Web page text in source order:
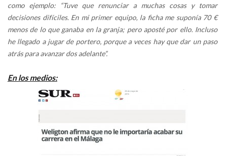
como ejemplo: “Tuve que renunciar a muchas cosas y tomar
decisiones difíciles. En mi primer equipo, la ficha me suponía 70 €
menos de lo que ganaba en la granja; pero aposté por ello. Incluso
he llegado a jugar de portero, porque a veces hay que dar un paso
atrás para avanzar dos adelante”.
En los medios: